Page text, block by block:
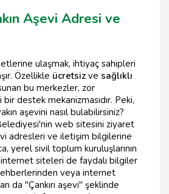
Aşevi Adresi ve
ulaşmak, ihtiyaç sahipleri
Özellikle ücretsiz ve sağlıklı
bu merkezler, zor
destek mekanizmasıdır. Peki,
aşevini nasıl bulabilirsiniz?
web sitesini ziyaret
adresleri ve iletişim bilgilerine
yerel sivil toplum kuruluşlarının
internet siteleri de faydalı bilgiler
veya internet
da "Çankırı aşevi" şeklinde